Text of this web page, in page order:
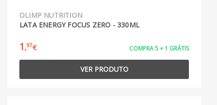
OLIMP NUTRITION
LATA ENERGY FOCUS ZERO - 330ML
1 ,97€ COMPRA 5 + 1 GRÁTIS
VER PRODUTO